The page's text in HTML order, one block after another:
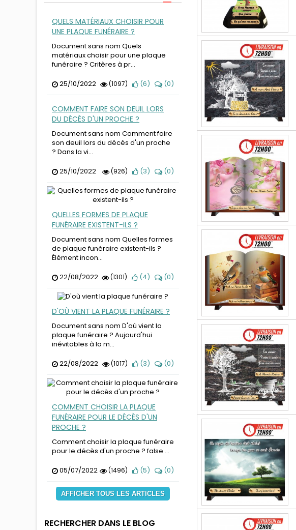
QUELS MATÉRIAUX CHOISIR POUR
UNE PLAQUE FUNÉRAIRE ?
Document sans nom Quels
matériaux choisir pour une plaque
funéraire ? Critères à pr...
25/10/2022
(1097) (6) (0)
COMMENT FAIRE SON DEUIL LORS
DU DÉCÈS D'UN PROCHE ?
Document sans nom Comment faire
son deuil lors du décès d'un proche
? Dans la vi...
25/10/2022
(926) (3) (0)
QUELLES FORMES DE PLAQUE
FUNÉRAIRE EXISTENT-ILS ?
Document sans nom Quelles formes
de plaque funéraire existent-ils ?
Élément incon...
22/08/2022
(1301) (4) (0)
D'OÙ VIENT LA PLAQUE FUNÉRAIRE ?
Document sans nom D'où vient la
plaque funéraire ? Aujourd'hui
inévitables à la m...
22/08/2022
(1017) (3) (0)
COMMENT CHOISIR LA PLAQUE
FUNÉRAIRE POUR LE DÉCÈS D'UN
PROCHE ?
Comment choisir la plaque funéraire
pour le décès d'un proche ? false ...
05/07/2022
(1496) (5) (0)
AFFICHER TOUS LES ARTICLES
RECHERCHER DANS LE BLOG